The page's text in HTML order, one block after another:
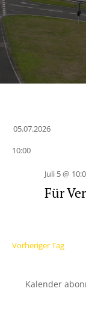
05.07.2026
wählen.
10:00
Juli 5 @
Für
Vorheriger Tag
Kalender